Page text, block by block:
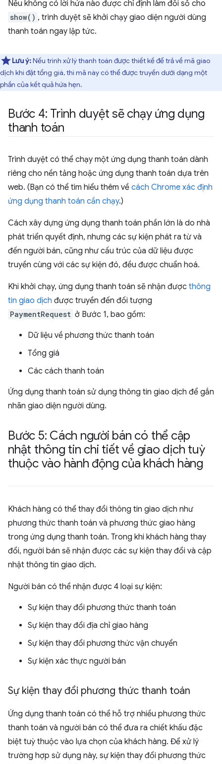
Nếu không có lời hứa nào được chỉ định làm đối số cho
show() , trình duyệt sẽ khởi chạy giao diện người dùng
thanh toán ngay lập tức.
Lưu ý:Nếu trình xử lý thanh toán được thiết kế để trả về mã giao
dịch khi đặt tổng giá, thì mã này có thể được truyền dưới dạng một
phần của kết quả hứa hẹn.
Bước 4: Trình duyệt sẽ chạy ứng dụng
thanh toán
Trình duyệt có thể chạy một ứng dụng thanh toán dành
riêng cho nền tảng hoặc ứng dụng thanh toán dựa trên
web. (Bạn có thể tìm hiểu thêm về cách Chrome xác định
ứng dụng thanh toán cần chạy.)
Cách xây dựng ứng dụng thanh toán phần lớn là do nhà
phát triển quyết định, nhưng các sự kiện phát ra từ và
đến người bán, cũng như cấu trúc của dữ liệu được
truyền cùng với các sự kiện đó, đều được chuẩn hoá.
Khi khởi chạy, ứng dụng thanh toán sẽ nhận được thông
tin giao dịch được truyền đến đối tượng
PaymentRequest ở Bước 1, bao gồm:
Dữ liệu về phương thức thanh toán
Tổng giá
Các cách thanh toán
Ứng dụng thanh toán sử dụng thông tin giao dịch để gắn
nhãn giao diện người dùng.
Bước 5: Cách người bán có thể cập
nhật thông tin chi tiết về giao dịch tuỳ
thuộc vào hành động của khách hàng
Khách hàng có thể thay đổi thông tin giao dịch như
phương thức thanh toán và phương thức giao hàng
trong ứng dụng thanh toán. Trong khi khách hàng thay
đổi, người bán sẽ nhận được các sự kiện thay đổi và cập
nhật thông tin giao dịch.
Người bán có thể nhận được 4 loại sự kiện:
Sự kiện thay đổi phương thức thanh toán
Sự kiện thay đổi địa chỉ giao hàng
Sự kiện thay đổi phương thức vận chuyển
Sự kiện xác thực người bán
Sự kiện thay đổi phương thức thanh toán
Ứng dụng thanh toán có thể hỗ trợ nhiều phương thức
thanh toán và người bán có thể đưa ra chiết khấu đặc
biệt tuỳ thuộc vào lựa chọn của khách hàng. Để xử lý
trường hợp sử dụng này, sự kiện thay đổi phương thức